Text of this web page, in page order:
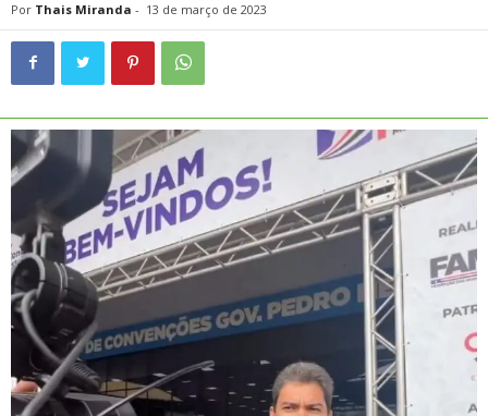
Por Thais Miranda - 13 de março de 2023